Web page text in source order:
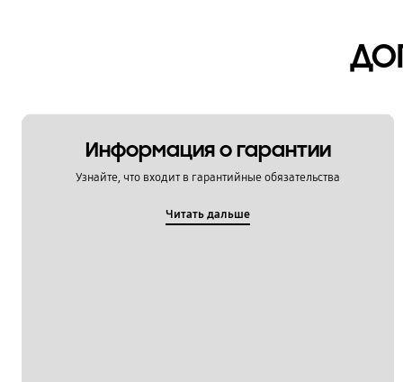
Приложения
Информация о гарантии
Узнайте, что входит в гарантийные обязательства
Читать дальше